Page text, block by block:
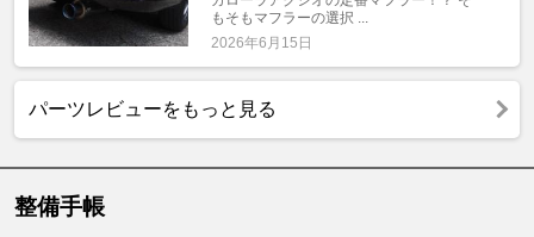
もそもマフラーの選択 ...
2026年6月15日
パーツレビューをもっと見る
整備手帳